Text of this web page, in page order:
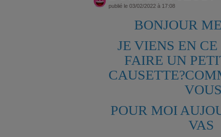
publié le 03/02/2022 à 17:08
BONJOUR
JE VIENS EN
FAIRE UN
POUR MOI
VAS